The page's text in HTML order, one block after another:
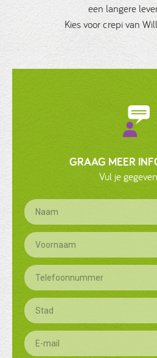
een langere
Kies voor crepi van
GRAAG MEER
Vul je